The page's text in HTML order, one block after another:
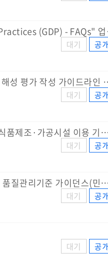
대기
공
식약청: 의약품
대기
공
식약처: 의약품제조시설의 식품제조
대기
공
식약처: 완제의약품 제조 및 품질관리
대기
공
대기
공